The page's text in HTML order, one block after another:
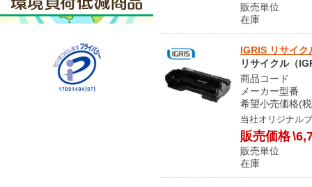
販売単
在庫
IGRIS リサイ
リサイクル（
商品コード
メーカー型
希望小売価格(
当社オリジナル
販売価格
販売単
在庫